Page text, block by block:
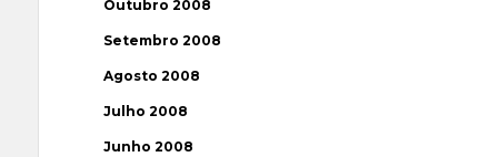
Outubro 2008
Setembro 2008
Agosto 2008
Julho 2008
Junho 2008